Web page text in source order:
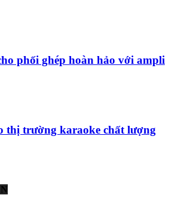
phối ghép hoàn hảo với ampli
thị trường karaoke chất lượng